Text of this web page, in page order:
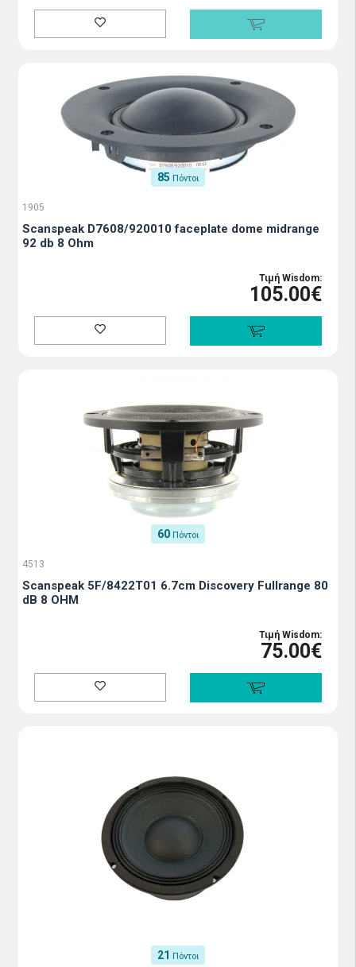
85 Πόντοι
1905
Scanspeak D7608/920010 faceplate dome midrange
92 db 8 Ohm
Τιμή Wisdom:
105.00€
60 Πόντοι
4513
Scanspeak 5F/8422T01 6.7cm Discovery Fullrange 80
dB 8 OHM
Τιμή Wisdom:
75.00€
21 Πόντοι